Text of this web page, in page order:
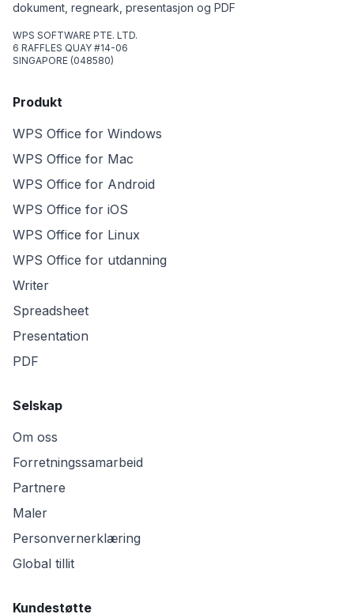
dokument, regneark, presentasjon og PDF
WPS SOFTWARE PTE. LTD.
6 RAFFLES QUAY #14-06
SINGAPORE (048580)
Produkt
WPS Office for Windows
WPS Office for Mac
WPS Office for Android
WPS Office for iOS
WPS Office for Linux
WPS Office for utdanning
Writer
Spreadsheet
Presentation
PDF
Selskap
Om oss
Forretningssamarbeid
Partnere
Maler
Personvernerklæring
Global tillit
Kundestøtte